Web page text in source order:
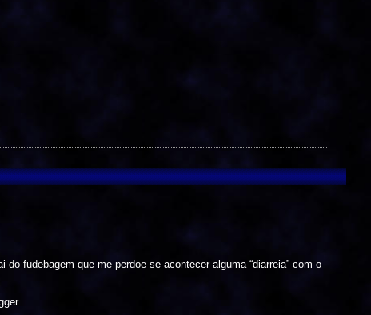
fudebagem que me perdoe se acontecer alguma “diarreia” com o